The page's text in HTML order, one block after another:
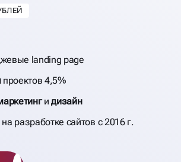
landing page
проектов 4,5%
идизайн
разработке сайтов с 2016 г.